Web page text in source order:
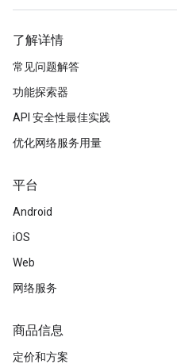
了解详情
常见问题解答
功能探索器
API 安全性最佳实践
优化网络服务用量
平台
Android
iOS
Web
网络服务
商品信息
定价和方案